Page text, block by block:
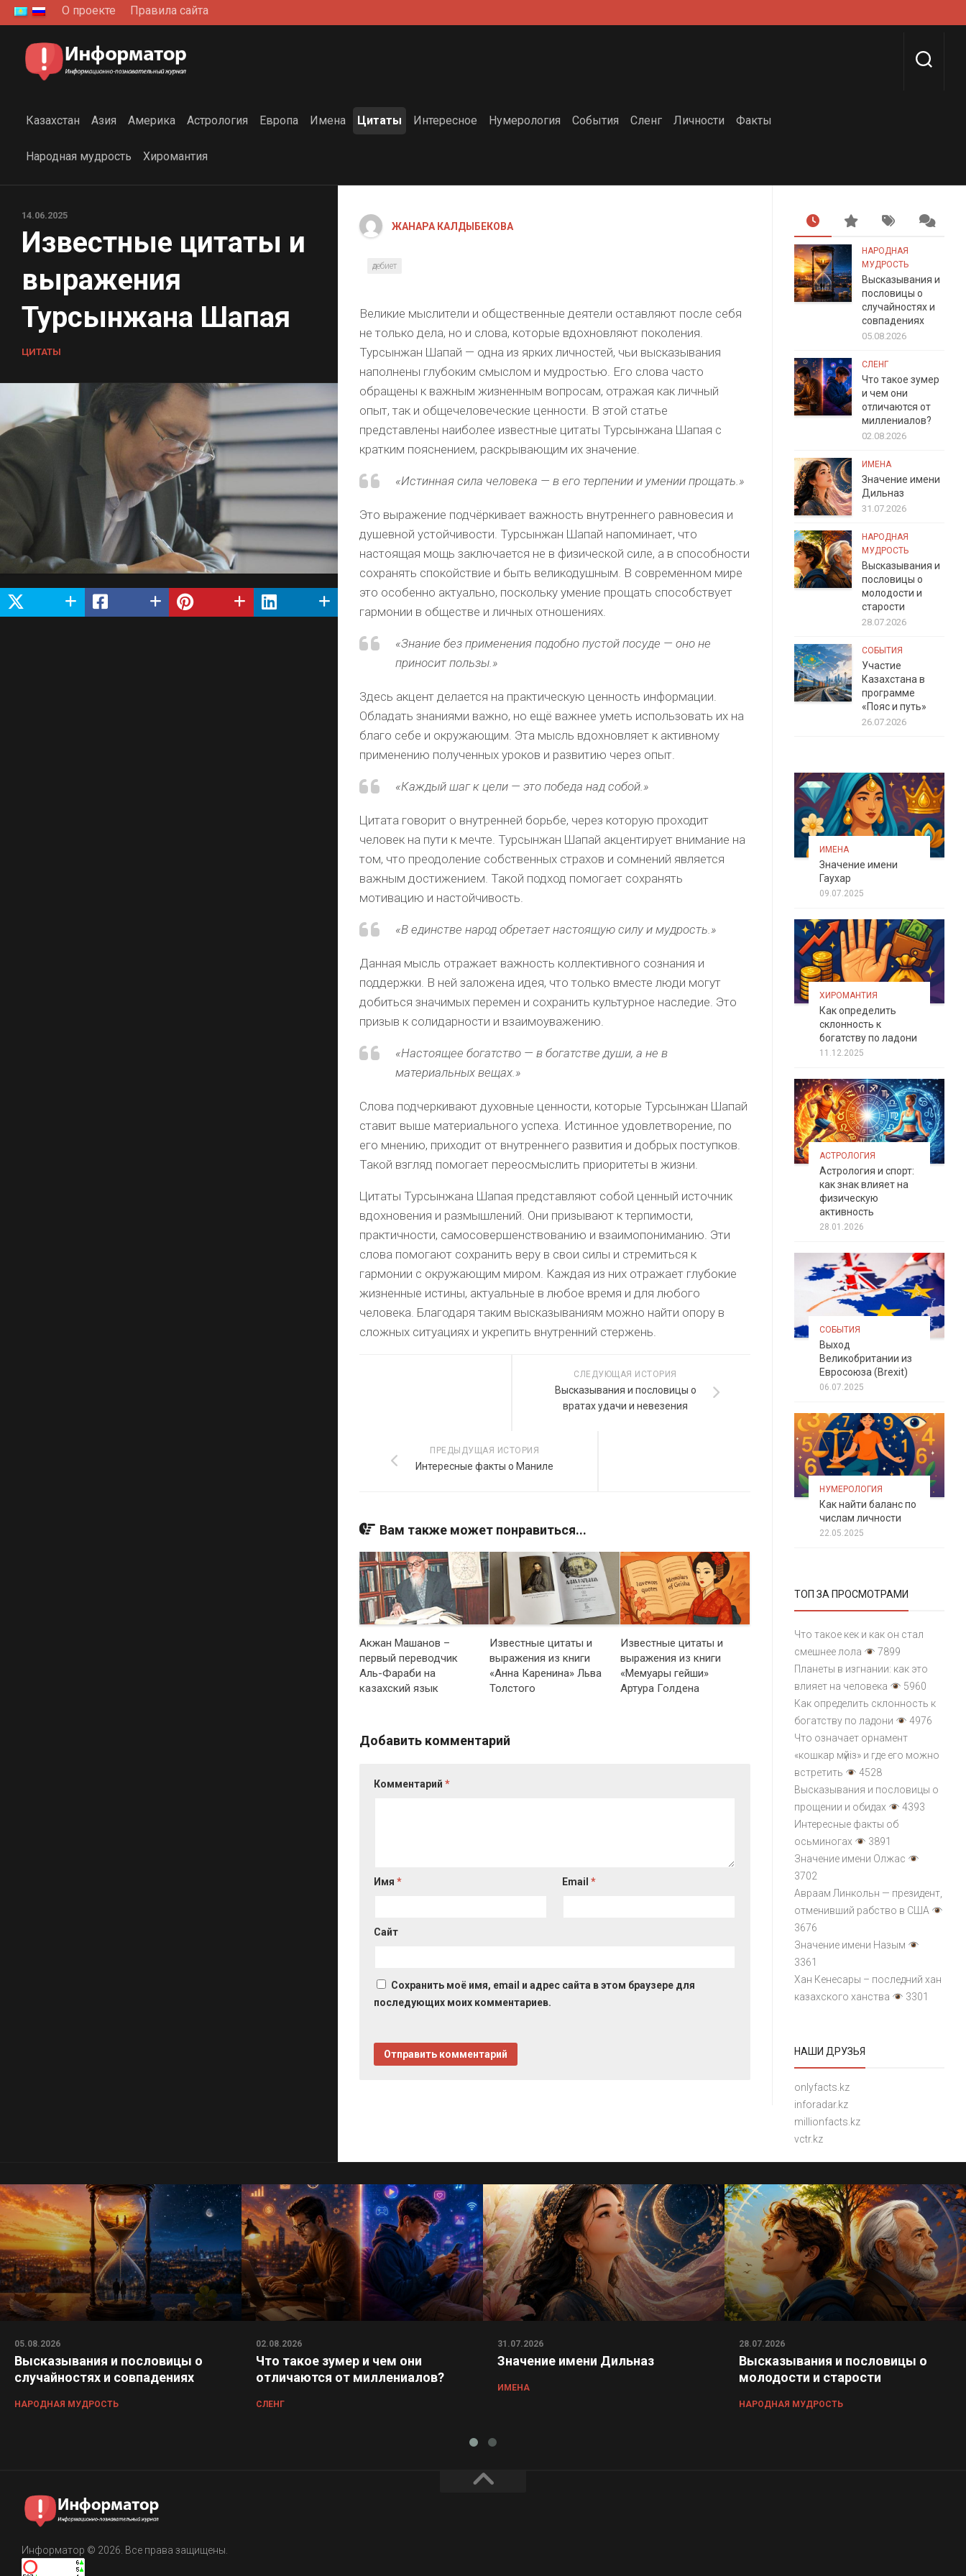
Перейти
к
содержанию
О проекте Правила сайта
Казахстан Азия Америка Астрология Европа Имена Цитаты Интересное Нумерология События Сленг Личности Факты
Народная мудрость Хиромантия
14.06.2025
Известные цитаты и
выражения
Турсынжана Шапая
ЦИТАТЫ
ЖАНАРА КАЛДЫБЕКОВА
әдебиет
Великие мыслители и общественные деятели оставляют после себя
не только дела, но и слова, которые вдохновляют поколения.
Турсынжан Шапай — одна из ярких личностей, чьи высказывания
наполнены глубоким смыслом и мудростью. Его слова часто
обращены к важным жизненным вопросам, отражая как личный
опыт, так и общечеловеческие ценности. В этой статье
представлены наиболее известные цитаты Турсынжана Шапая с
кратким пояснением, раскрывающим их значение.
«Истинная сила человека — в его терпении и умении прощать.»
Это выражение подчёркивает важность внутреннего равновесия и
душевной устойчивости. Турсынжан Шапай напоминает, что
настоящая мощь заключается не в физической силе, а в способности
сохранять спокойствие и быть великодушным. В современном мире
это особенно актуально, поскольку умение прощать способствует
гармонии в обществе и личных отношениях.
«Знание без применения подобно пустой посуде — оно не
приносит пользы.»
Здесь акцент делается на практическую ценность информации.
Обладать знаниями важно, но ещё важнее уметь использовать их на
благо себе и окружающим. Эта мысль вдохновляет к активному
применению полученных уроков и развитию через опыт.
«Каждый шаг к цели — это победа над собой.»
Цитата говорит о внутренней борьбе, через которую проходит
человек на пути к мечте. Турсынжан Шапай акцентирует внимание на
том, что преодоление собственных страхов и сомнений является
важным достижением. Такой подход помогает сохранять
мотивацию и настойчивость.
«В единстве народ обретает настоящую силу и мудрость.»
Данная мысль отражает важность коллективного сознания и
поддержки. В ней заложена идея, что только вместе люди могут
добиться значимых перемен и сохранить культурное наследие. Это
призыв к солидарности и взаимоуважению.
«Настоящее богатство — в богатстве души, а не в
материальных вещах.»
Слова подчеркивают духовные ценности, которые Турсынжан Шапай
ставит выше материального успеха. Истинное удовлетворение, по
его мнению, приходит от внутреннего развития и добрых поступков.
Такой взгляд помогает переосмыслить приоритеты в жизни.
Цитаты Турсынжана Шапая представляют собой ценный источник
вдохновения и размышлений. Они призывают к терпимости,
практичности, самосовершенствованию и взаимопониманию. Эти
слова помогают сохранить веру в свои силы и стремиться к
гармонии с окружающим миром. Каждая из них отражает глубокие
жизненные истины, актуальные в любое время и для любого
человека. Благодаря таким высказываниям можно найти опору в
сложных ситуациях и укрепить внутренний стержень.
СЛЕДУЮЩАЯ ИСТОРИЯ
Высказывания и пословицы о
вратах удачи и невезения
ПРЕДЫДУЩАЯ ИСТОРИЯ
Интересные факты о Маниле
Вам также может понравиться...
Акжан Машанов –
первый переводчик
Аль-Фараби на
казахский язык
Известные цитаты и
выражения из книги
«Анна Каренина» Льва
Толстого
Известные цитаты и
выражения из книги
«Мемуары гейши»
Артура Голдена
Добавить комментарий
Комментарий*
Имя* Email*
Сайт
Сохранить моё имя, email и адрес сайта в этом браузере для
последующих моих комментариев.
НАРОДНАЯ
МУДРОСТЬ
Высказывания и
пословицы о
случайностях и
совпадениях
05.08.2026
СЛЕНГ
Что такое зумер
и чем они
отличаются от
миллениалов?
02.08.2026
ИМЕНА
Значение имени
Дильназ
31.07.2026
НАРОДНАЯ
МУДРОСТЬ
Высказывания и
пословицы о
молодости и
старости
28.07.2026
СОБЫТИЯ
Участие
Казахстана в
программе
«Пояс и путь»
26.07.2026
ИМЕНА
Значение имени
Гаухар
09.07.2025
ХИРОМАНТИЯ
Как определить
склонность к
богатству по ладони
11.12.2025
АСТРОЛОГИЯ
Астрология и спорт:
как знак влияет на
физическую
активность
28.01.2026
СОБЫТИЯ
Выход
Великобритании из
Евросоюза (Brexit)
06.07.2025
НУМЕРОЛОГИЯ
Как найти баланс по
числам личности
22.05.2025
ТОП ЗА ПРОСМОТРАМИ
Что такое кек и как он стал
смешнее лола
7899
Планеты в изгнании: как это
влияет на человека
5960
Как определить склонность к
богатству по ладони
4976
Что означает орнамент
«кошкар мүйіз» и где его можно
встретить
4528
Высказывания и пословицы о
прощении и обидах
4393
Интересные факты об
осьминогах
3891
Значение имени Олжас
3702
Авраам Линкольн — президент,
отменивший рабство в США
3676
Значение имени Назым
3361
Хан Кенесары – последний хан
казахского ханства
3301
НАШИ ДРУЗЬЯ
onlyfacts.kz
inforadar.kz
millionfacts.kz
vctr.kz
05.08.2026
Высказывания и пословицы о
случайностях и совпадениях
НАРОДНАЯ МУДРОСТЬ
02.08.2026
Что такое зумер и чем они
отличаются от миллениалов?
СЛЕНГ
31.07.2026
Значение имени Дильназ
ИМЕНА
28.07.2026
Высказывания и пословицы о
молодости и старости
НАРОДНАЯ МУДРОСТЬ
Информатор © 2026. Все права защищены.